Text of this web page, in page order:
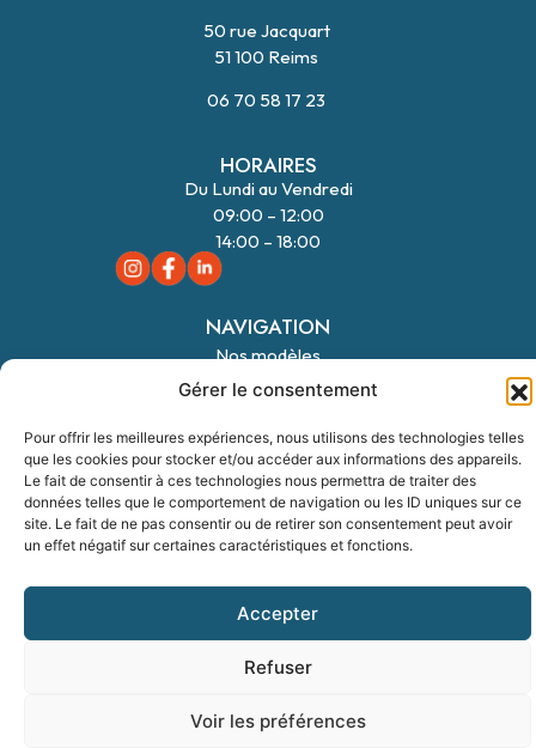
Gérer le consentement
Pour offrir les meilleures expériences, nous utilisons des technologies telles
que les cookies pour stocker et/ou accéder aux informations des appareils.
Le fait de consentir à ces technologies nous permettra de traiter des
données telles que le comportement de navigation ou les ID uniques sur ce
site. Le fait de ne pas consentir ou de retirer son consentement peut avoir
un effet négatif sur certaines caractéristiques et fonctions.
Accepter
Refuser
Voir les préférences
50 rue Jacquart
51 100 Reims
06 70 58 17 23
HORAIRES
Du Lundi au Vendredi
09:00 – 12:00
14:00 – 18:00
NAVIGATION
Nos modèles
Nos terrains
Notre accompagnement
Nos garanties
des cookies|Création de site internet Reims: IMPAAKT
FORMULAIRE 06 70 58 17 23